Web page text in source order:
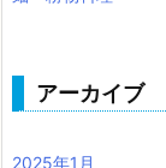
アーカイブ
2025年1月